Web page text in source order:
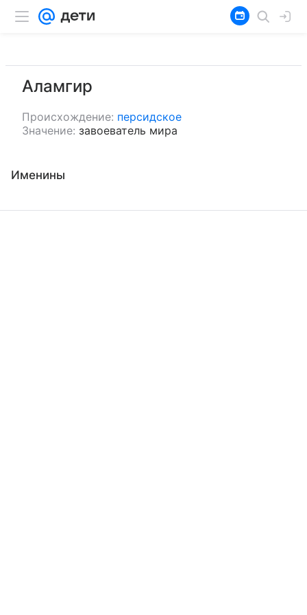
Аламгир
Происхождение: персидское
Значение: завоеватель мира
Именины